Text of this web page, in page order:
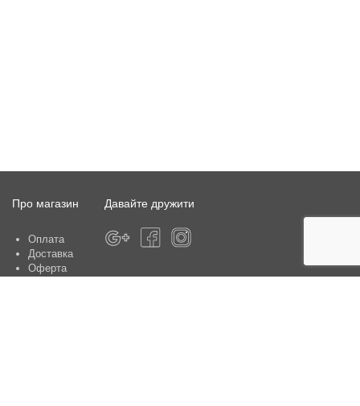
Про магазин
Оплата
Доставка
Оферта
Давайте дружити